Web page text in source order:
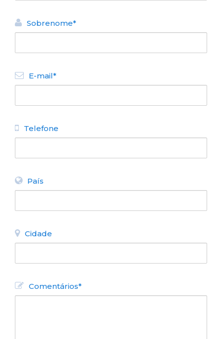
APARTAMENTOS
N° de disposición:
Sobrenome*
E-mail*
Telefone
País
Cidade
Comentários*